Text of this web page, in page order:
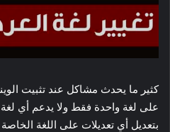
كثير ما يحدث مشاكل عند تثبيت
على لغة واحدة فقط ولا يدعم أي
بتعديل أي تعديلات على اللغة الخاصة